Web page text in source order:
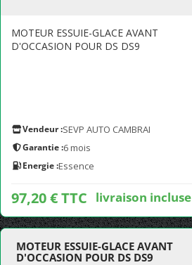
MOTEUR ESSUIE-GLACE AVANT
D'OCCASION POUR DS DS9
Vendeur :SEVP AUTO CAMBRAI
Garantie :6 mois
Energie :Essence
97,20 € TTC livraison incluse
MOTEUR ESSUIE-GLACE AVANT
D'OCCASION POUR DS DS9